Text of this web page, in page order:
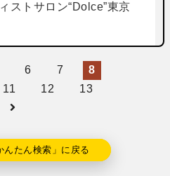
ストサロン“Dolce”東京
6 7
8
11 12 13
たん検索」に戻る